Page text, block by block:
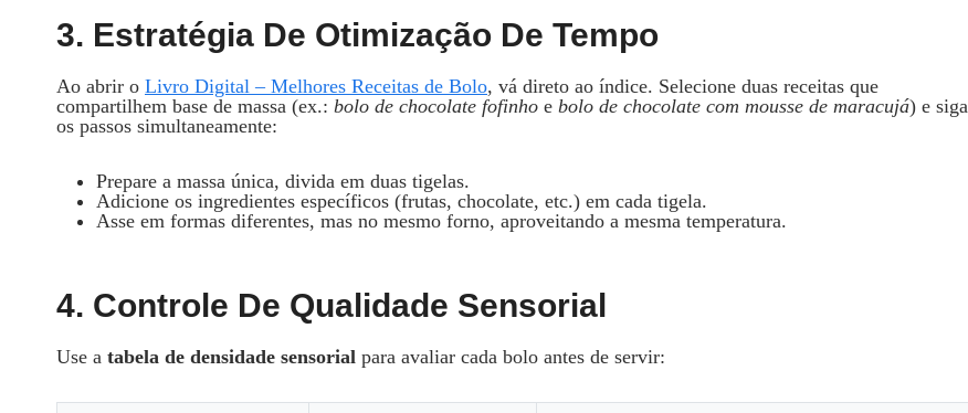
3. Estratégia De Otimização De Tempo
Ao abrir o Livro Digital – Melhores Receitas de Bolo, vá direto ao índice. Selecione duas receitas que
compartilhem base de massa (ex.: bolo de chocolate fofinho e bolo de chocolate com mousse de maracujá) e siga
os passos simultaneamente:
Prepare a massa única, divida em duas tigelas.
Adicione os ingredientes específicos (frutas, chocolate, etc.) em cada tigela.
Asse em formas diferentes, mas no mesmo forno, aproveitando a mesma temperatura.
4. Controle De Qualidade Sensorial
Use a tabela de densidade sensorial para avaliar cada bolo antes de servir: